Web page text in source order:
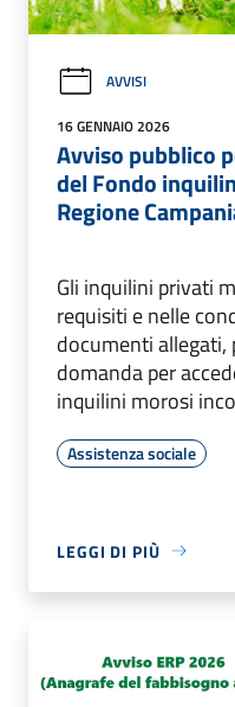
AVVISI
16 GENNAIO 2026
Avviso pubblico
del Fondo
Regione
Gli inquilini privati
requisiti e nelle
documenti allegati,
domanda per
inquilini morosi
Assistenza sociale
LEGGI DI PIÙ